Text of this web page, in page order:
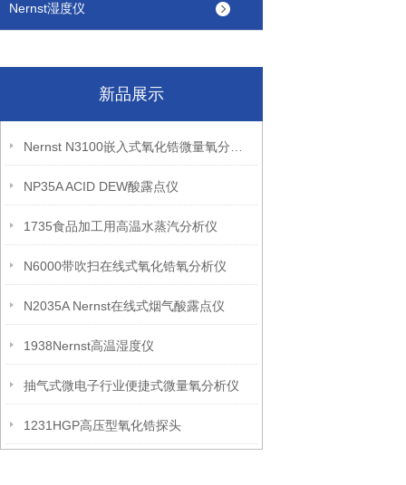
Nernst湿度仪
新品展示
NP35A ACID DEW酸露点仪
1735食品加工用高温水蒸汽分析仪
N6000带吹扫在线式氧化锆氧分析仪
N2035A Nernst在线式烟气酸露点仪
1938Nernst高温湿度仪
抽气式微电子行业便捷式微量氧分析仪
1231HGP高压型氧化锆探头